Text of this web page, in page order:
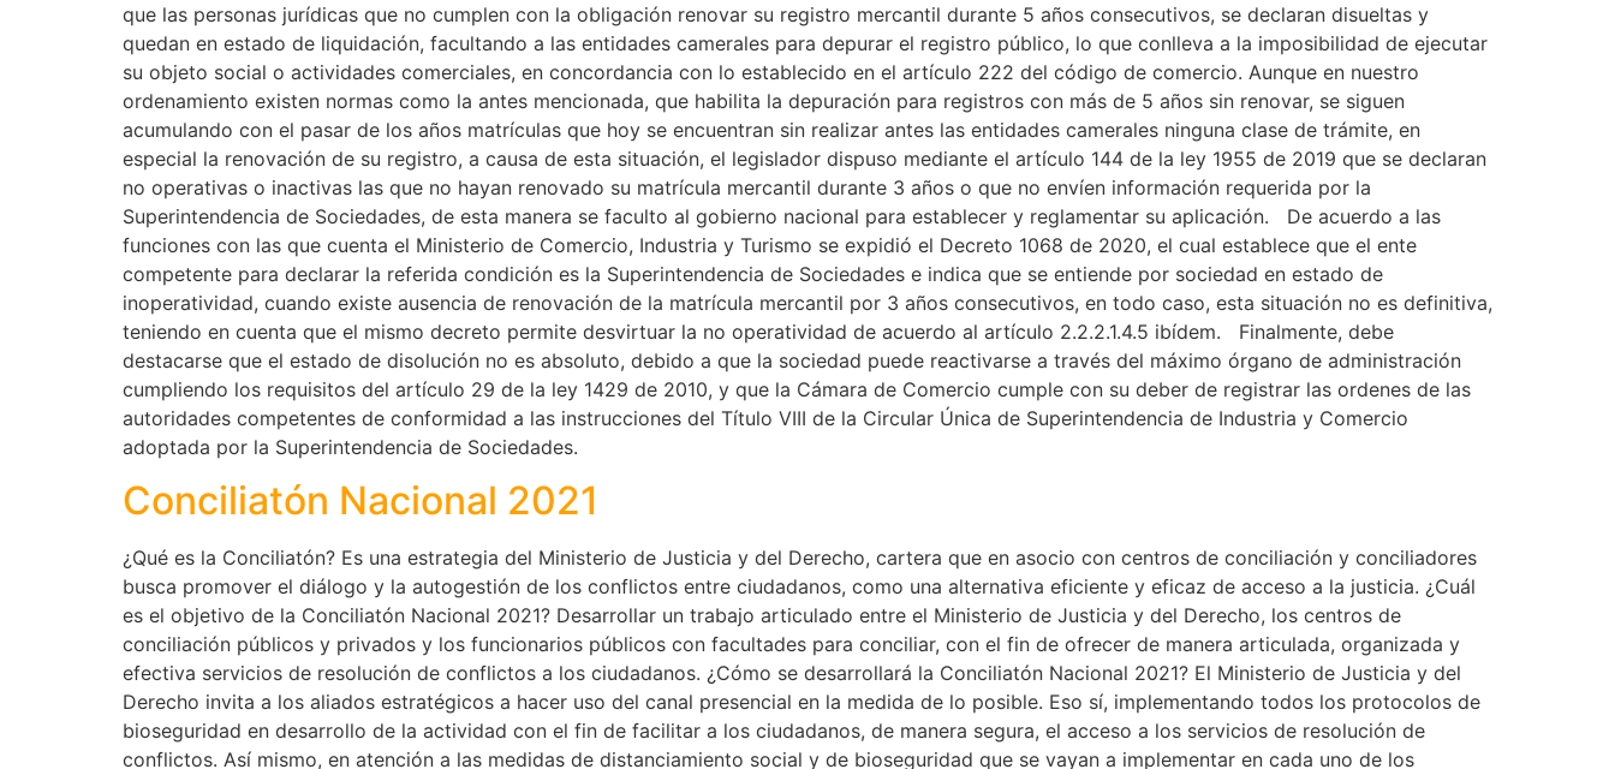
que las personas jurídicas que no cumplen con la obligación renovar su registro mercantil durante 5 años consecutivos, se declaran disueltas y
quedan en estado de liquidación, facultando a las entidades camerales para depurar el registro público, lo que conlleva a la imposibilidad de ejecutar
su objeto social o actividades comerciales, en concordancia con lo establecido en el artículo 222 del código de comercio. Aunque en nuestro
ordenamiento existen normas como la antes mencionada, que habilita la depuración para registros con más de 5 años sin renovar, se siguen
acumulando con el pasar de los años matrículas que hoy se encuentran sin realizar antes las entidades camerales ninguna clase de trámite, en
especial la renovación de su registro, a causa de esta situación, el legislador dispuso mediante el artículo 144 de la ley 1955 de 2019 que se declaran
no operativas o inactivas las que no hayan renovado su matrícula mercantil durante 3 años o que no envíen información requerida por la
Superintendencia de Sociedades, de esta manera se faculto al gobierno nacional para establecer y reglamentar su aplicación. De acuerdo a las
funciones con las que cuenta el Ministerio de Comercio, Industria y Turismo se expidió el Decreto 1068 de 2020, el cual establece que el ente
competente para declarar la referida condición es la Superintendencia de Sociedades e indica que se entiende por sociedad en estado de
inoperatividad, cuando existe ausencia de renovación de la matrícula mercantil por 3 años consecutivos, en todo caso, esta situación no es definitiva,
teniendo en cuenta que el mismo decreto permite desvirtuar la no operatividad de acuerdo al artículo 2.2.2.1.4.5 ibídem. Finalmente, debe
destacarse que el estado de disolución no es absoluto, debido a que la sociedad puede reactivarse a través del máximo órgano de administración
cumpliendo los requisitos del artículo 29 de la ley 1429 de 2010, y que la Cámara de Comercio cumple con su deber de registrar las ordenes de las
autoridades competentes de conformidad a las instrucciones del Título VIII de la Circular Única de Superintendencia de Industria y Comercio
adoptada por la Superintendencia de Sociedades.
Conciliatón Nacional 2021
¿Qué es la Conciliatón? Es una estrategia del Ministerio de Justicia y del Derecho, cartera que en asocio con centros de conciliación y conciliadores
busca promover el diálogo y la autogestión de los conflictos entre ciudadanos, como una alternativa eficiente y eficaz de acceso a la justicia. ¿Cuál
es el objetivo de la Conciliatón Nacional 2021? Desarrollar un trabajo articulado entre el Ministerio de Justicia y del Derecho, los centros de
conciliación públicos y privados y los funcionarios públicos con facultades para conciliar, con el fin de ofrecer de manera articulada, organizada y
efectiva servicios de resolución de conflictos a los ciudadanos. ¿Cómo se desarrollará la Conciliatón Nacional 2021? El Ministerio de Justicia y del
Derecho invita a los aliados estratégicos a hacer uso del canal presencial en la medida de lo posible. Eso sí, implementando todos los protocolos de
bioseguridad en desarrollo de la actividad con el fin de facilitar a los ciudadanos, de manera segura, el acceso a los servicios de resolución de
conflictos. Así mismo, en atención a las medidas de distanciamiento social y de bioseguridad que se vayan a implementar en cada uno de los